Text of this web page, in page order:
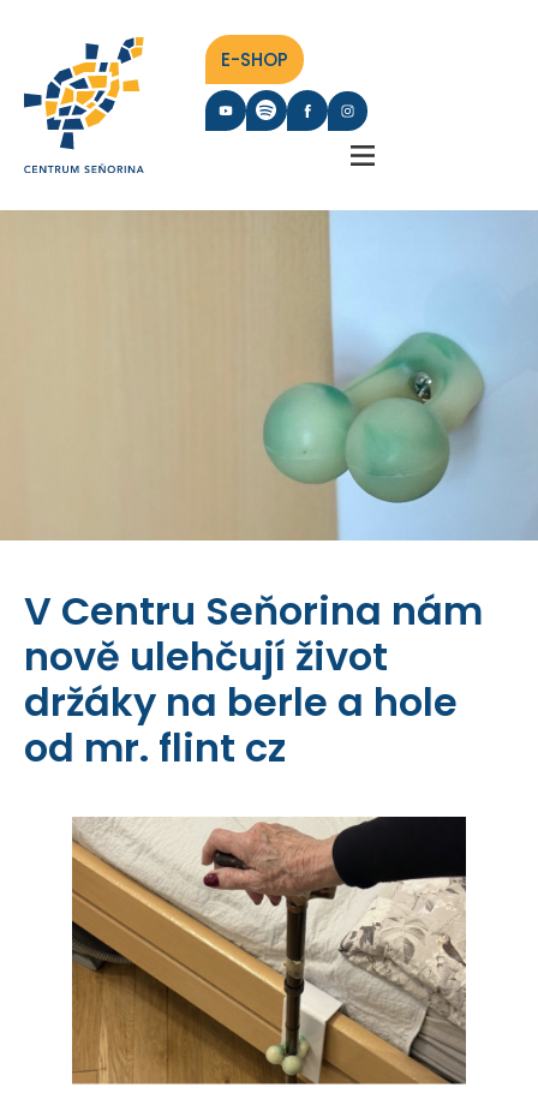
E-SHOP
V Centru Seňorina nám
nově ulehčují život
držáky na berle a hole
od mr. flint cz